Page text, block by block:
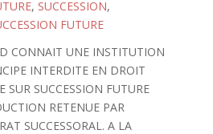
, SUCCESSION,
FUTURE
CONNAIT UNE INSTITUTION
INTERDITE EN DROIT
SUR SUCCESSION FUTURE
RETENUE PAR
SUCCESSORAL. A LA